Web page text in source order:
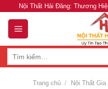
content
Nội Thất Hải Đăng: Thương
Trang chủ / Nội Thất